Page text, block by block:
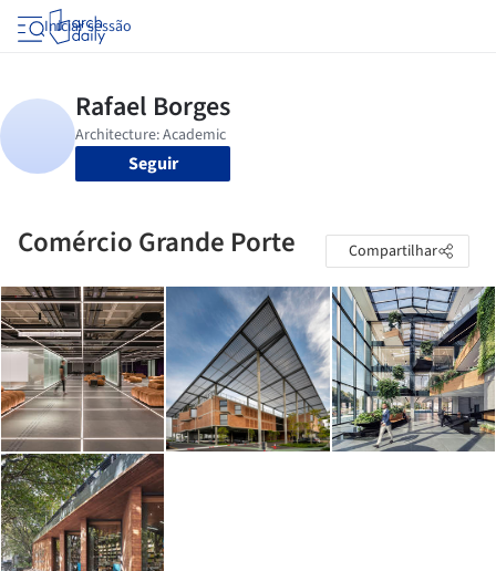
Iniciar sessão
Seguir
Comércio Grande Porte Compartilhar